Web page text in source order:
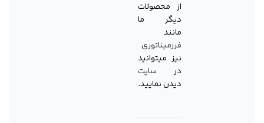
از محصولات
دیگر ما
مانند
فرزمیناتوری
نیز میتوانید
در سایت
دیدن نمایید.